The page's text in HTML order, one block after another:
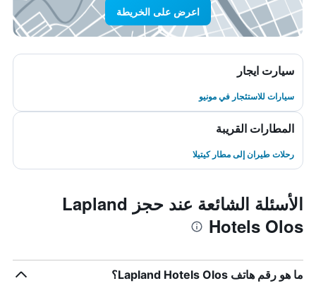
اعرض على الخريطة
سيارت ايجار
سيارات للاستئجار في مونيو
المطارات القريبة
رحلات طيران إلى مطار كيتيلا
الأسئلة الشائعة عند حجز Lapland
Hotels Olos
ما هو رقم هاتف Lapland Hotels Olos؟